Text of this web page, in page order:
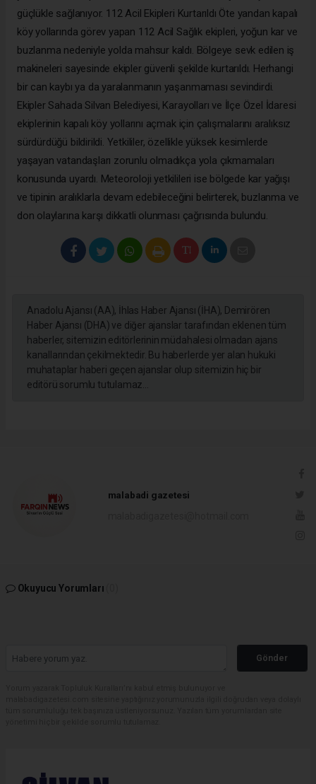
güçlükle sağlanıyor. 112 Acil Ekipleri Kurtarıldı Öte yandan kapalı
köy yollarında görev yapan 112 Acil Sağlık ekipleri, yoğun kar ve
buzlanma nedeniyle yolda mahsur kaldı. Bölgeye sevk edilen iş
makineleri sayesinde ekipler güvenli şekilde kurtarıldı. Herhangi
bir can kaybı ya da yaralanmanın yaşanmaması sevindirdi.
Ekipler Sahada Silvan Belediyesi, Karayolları ve İlçe Özel İdaresi
ekiplerinin kapalı köy yollarını açmak için çalışmalarını aralıksız
sürdürdüğü bildirildi. Yetkililer, özellikle yüksek kesimlerde
yaşayan vatandaşları zorunlu olmadıkça yola çıkmamaları
konusunda uyardı. Meteoroloji yetkilileri ise bölgede kar yağışı
ve tipinin aralıklarla devam edebileceğini belirterek, buzlanma ve
don olaylarına karşı dikkatli olunması çağrısında bulundu.
Anadolu Ajansı (AA), İhlas Haber Ajansı (İHA), Demirören
Haber Ajansı (DHA) ve diğer ajanslar tarafından eklenen tüm
haberler, sitemizin editörlerinin müdahalesi olmadan ajans
kanallarından çekilmektedir. Bu haberlerde yer alan hukuki
muhataplar haberi geçen ajanslar olup sitemizin hiç bir
editörü sorumlu tutulamaz...
malabadi gazetesi
Okuyucu Yorumları
Gönder